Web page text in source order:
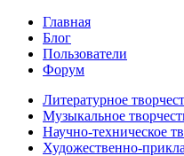
Главная
Блог
Пользователи
Форум
Литературное
Музыкальное
Научно-техническое
Художественно-